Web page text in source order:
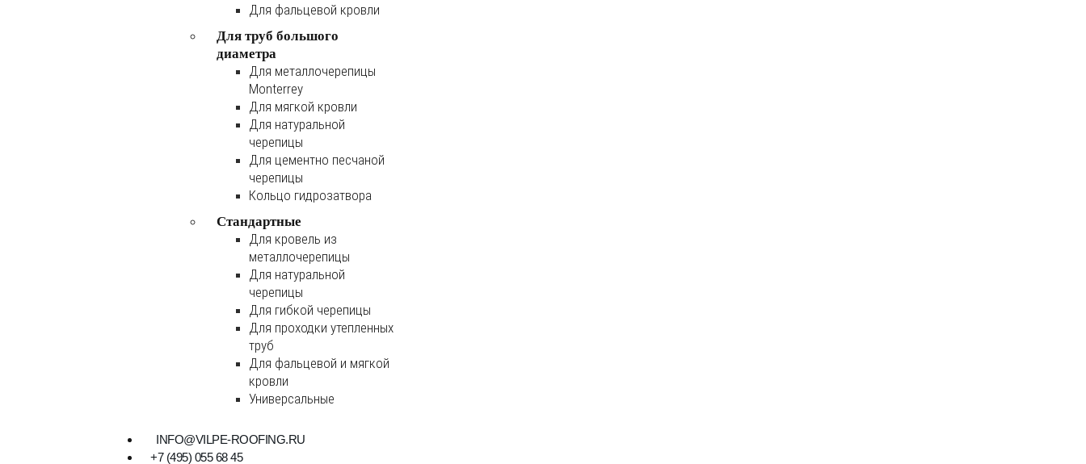
Для фальцевой кровли
Для труб большого
диаметра
Для металлочерепицы
Monterrey
Для мягкой кровли
Для натуральной
черепицы
Для цементно песчаной
черепицы
Кольцо гидрозатвора
Стандартные
Для кровель из
металлочерепицы
Для натуральной
черепицы
Для гибкой черепицы
Для проходки утепленных
труб
Для фальцевой и мягкой
кровли
Универсальные
INFO@VILPE-ROOFING.RU
+7 (495) 055 68 45